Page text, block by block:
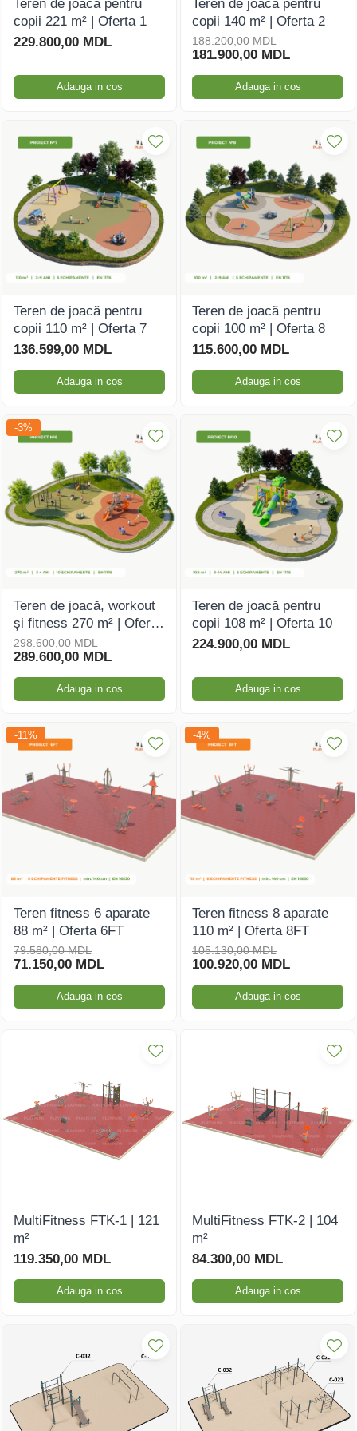
Căsuțe de joacă
Mese și bănci pentru copii
Gardulețe
Echipamente pentru
grădinițe
Pavilioane pentru grădinițe
Teren de joacă pentru
copii 221 m² | Oferta 1
229.800,00 MDL
Adauga in cos
Teren de joacă pentru
copii 140 m² | Oferta 2
188.200,00 MDL
181.900,00 MDL
Adauga in cos
Teren de joacă pentru
copii 110 m² | Oferta 7
136.599,00 MDL
Adauga in cos
Teren de joacă pentru
copii 100 m² | Oferta 8
115.600,00 MDL
Adauga in cos
-3%
Teren de joacă, workout
și fitness 270 m² | Oferta
6
298.600,00 MDL
289.600,00 MDL
Adauga in cos
Teren de joacă pentru
copii 108 m² | Oferta 10
224.900,00 MDL
Adauga in cos
-11%
Teren fitness 6 aparate
88 m² | Oferta 6FT
79.580,00 MDL
71.150,00 MDL
Adauga in cos
-4%
Teren fitness 8 aparate
110 m² | Oferta 8FT
105.130,00 MDL
100.920,00 MDL
Adauga in cos
MultiFitness FTK-1 | 121
m²
119.350,00 MDL
Adauga in cos
MultiFitness FTK-2 | 104
m²
84.300,00 MDL
Adauga in cos